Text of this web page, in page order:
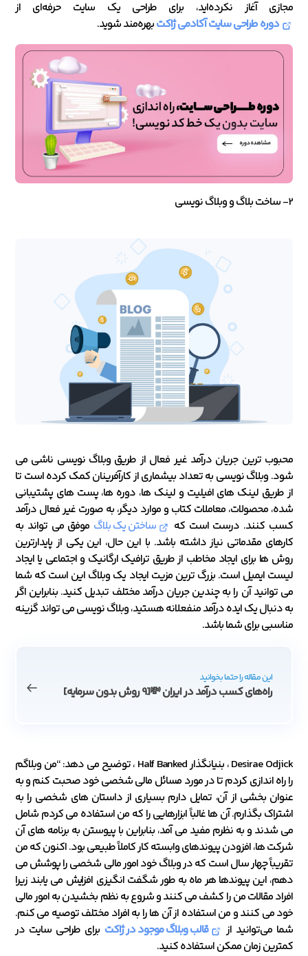
مجازی آغاز نکرده‌اید، برای طراحی یک سایت حرفه‌ای از
دوره طراحی سایت آکادمی ژاکتبهره‌مند شوید.
2- ساخت بلاگ و وبلاگ نویسی
محبوب ترین جریان درآمد غیر فعال از طریق وبلاگ نویسی ناشی می
شود. وبلاگ نویسی به تعداد بیشماری از کارآفرینان کمک کرده است تا
از طریق لینک های افیلیت و لینک ها، دوره ها، پست های پشتیبانی
شده، محصولات، معاملات کتاب و موارد دیگر، به صورت غیر فعال درآمد
کسب کنند. درست است که
ساختن یک بلاگ موفق می تواند به
کارهای مقدماتی نیاز داشته باشد. با این حال، این یکی از پایدارترین
روش ها برای ایجاد مخاطب از طریق ترافیک ارگانیک و اجتماعی یا ایجاد
لیست ایمیل است. بزرگ ترین مزیت ایجاد یک وبلاگ این است که شما
می توانید آن را به چندین جریان درآمد مختلف تبدیل کنید. بنابراین اگر
به دنبال یک ایده درآمد منفعلانه هستید، وبلاگ نویسی می تواند گزینه
مناسبی برای شما باشد.
این مقاله را حتما بخوانید
راه‌های کسب درآمد در ایران 💸[9 روش بدون سرمایه]
Desirae Odjick ، ​​بنیانگذار Half Banked ، توضیح می دهد: “من وبلاگم
را راه اندازی کردم تا در مورد مسائل مالی شخصی خود صحبت کنم و به
عنوان بخشی از آن، تمایل دارم بسیاری از داستان های شخصی را به
اشتراک بگذارم. آن ها غالباً ابزارهایی را که من استفاده می کردم شامل
می شدند و به نظرم مفید می آمد، بنابراین با پیوستن به برنامه های آن
شرکت ها، افزودن پیوندهای وابسته کار کاملاً طبیعی بود. اکنون که من
تقریباً چهار سال است که در وبلاگ خود امور مالی شخصی را پوشش می
دهم، این پیوندها هر ماه به طور شگفت انگیزی افزایش می یابند زیرا
افراد مقالات من را کشف می کنند و شروع به نظم بخشیدن به امور مالی
خود می کنند و من استفاده از آن ها را به افراد مختلف توصیه می کنم.
شما می‌توانید از
قالب‎‌ وبلاگ موجود در ژاکت
برای طراحی سایت در
کمترین زمان ممکن استفاده کنید.